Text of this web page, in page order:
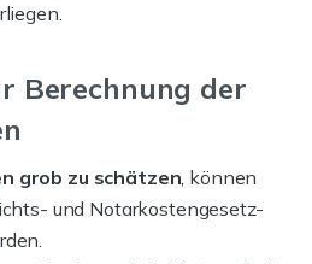
Berechnung der
grob zu schätzen, können
und Notarkostengesetz-